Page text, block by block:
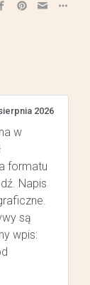
2026
w
formatu
Napis
są
wpis: